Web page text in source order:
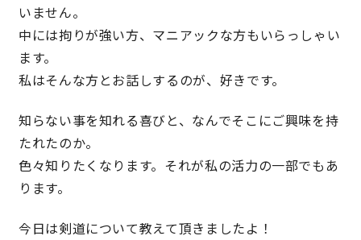
OWNER’S SITE オーナーズサイト
いません。
中には拘りが強い方、マニアックな方もいらっしゃい
ます。
私はそんな方とお話しするのが、好きです。
知らない事を知れる喜びと、なんでそこにご興味を持
たれたのか。
色々知りたくなります。それが私の活力の一部でもあ
ります。
今日は剣道について教えて頂きましたよ！